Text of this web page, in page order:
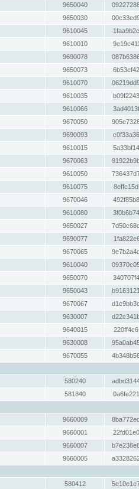
9650040
9650030
9610045
9610010
9690078
9650073
9610070
9610035
9610066
9670050
9690093
9610015
9670063
9610050
9610075
9670046
9610080
9650027
9690077
9670065
9610040
9650070
9650043
9670067
9630007
9640015
9630008
9670055
580240
581840
9660009
9660001
9660007
9660005
580412